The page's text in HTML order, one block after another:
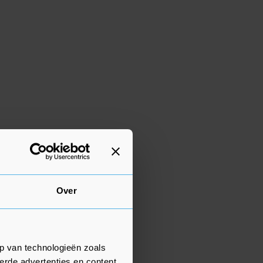
Over
van technologieën zoals